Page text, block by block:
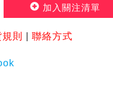
加入關注清單
則 聯絡方式